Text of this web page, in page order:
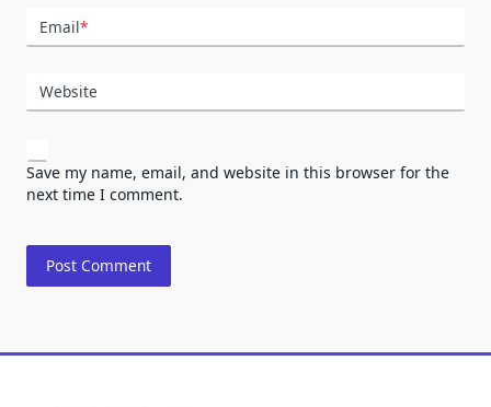
Email*
Website
Save my name, email, and website in this browser for the
next time I comment.